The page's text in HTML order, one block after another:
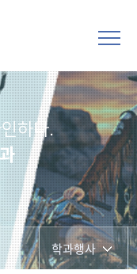
하다.
학과행사